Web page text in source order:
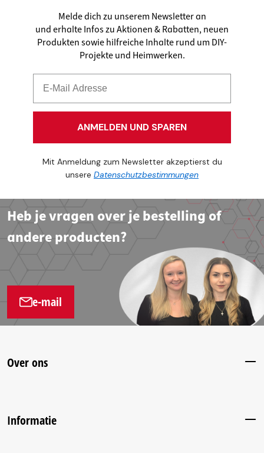
Melde dich zu unserem Newsletter an
und erhalte Infos zu Aktionen & Rabatten, neuen
Produkten sowie hilfreiche Inhalte rund um DIY-
Projekte und Heimwerken.
ANMELDEN UND SPAREN
Mit Anmeldung zum Newsletter akzeptierst du
unsere Datenschutzbestimmungen
Heb je vragen over je bestelling of
andere producten?
e-mail
Over ons
Informatie